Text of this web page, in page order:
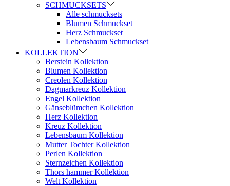
SCHMUCKSETS
Alle schmucksets
Blumen Schmuckset
Herz Schmuckset
Lebensbaum Schmuckset
KOLLEKTION
Berstein Kollektion
Blumen Kollektion
Creolen Kollektion
Dagmarkreuz Kollektion
Engel Kollektion
Gänseblümchen Kollektion
Herz Kollektion
Kreuz Kollektion
Lebensbaum Kollektion
Mutter Tochter Kollektion
Perlen Kollektion
Sternzeichen Kollektion
Thors hammer Kollektion
Welt Kollektion